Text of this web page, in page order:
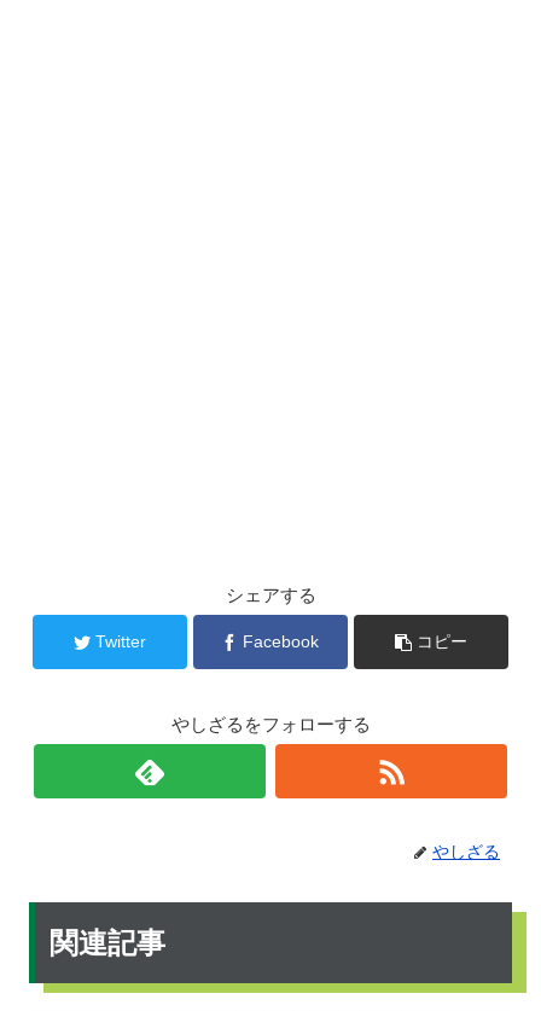
シェアする
Twitter Facebook コピー
やしざるをフォローする
やしざる
関連記事